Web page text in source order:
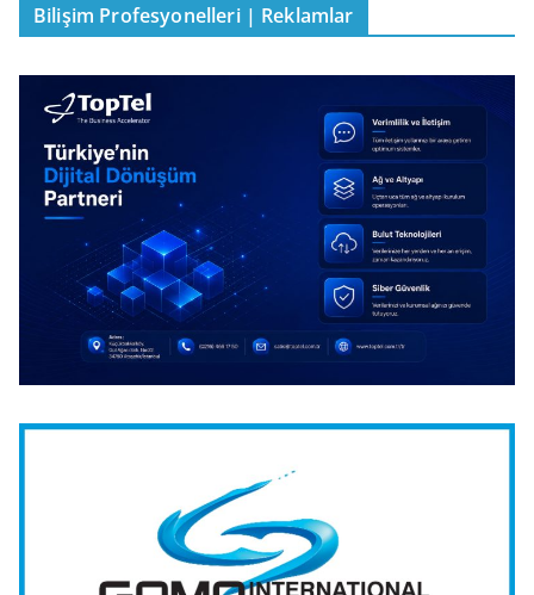
Bilişim Profesyonelleri | Reklamlar